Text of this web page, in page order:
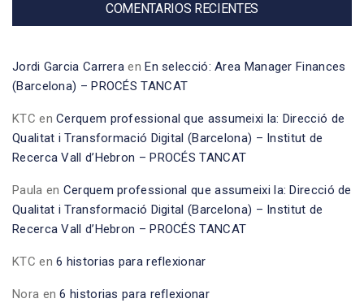
COMENTARIOS RECIENTES
Jordi Garcia Carrera enEn selecció: Area Manager Finances
(Barcelona) – PROCÉS TANCAT
KTC enCerquem professional que assumeixi la: Direcció de
Qualitat i Transformació Digital (Barcelona) – Institut de
Recerca Vall d’Hebron – PROCÉS TANCAT
Paula en Cerquem professional que assumeixi la: Direcció de
Qualitat i Transformació Digital (Barcelona) – Institut de
Recerca Vall d’Hebron – PROCÉS TANCAT
KTC en6 historias para reflexionar
Nora en6 historias para reflexionar